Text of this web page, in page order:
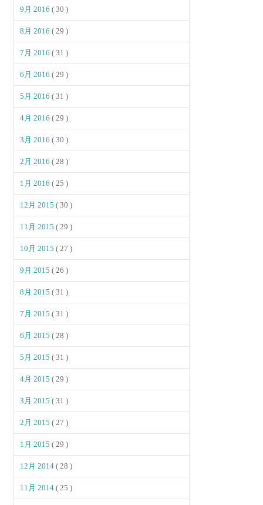
9月 2016( 30 )
8月 2016( 29 )
7月 2016( 31 )
6月 2016( 29 )
5月 2016( 31 )
4月 2016( 29 )
3月 2016( 30 )
2月 2016( 28 )
1月 2016( 25 )
12月 2015( 30 )
11月 2015( 29 )
10月 2015( 27 )
9月 2015( 26 )
8月 2015( 31 )
7月 2015( 31 )
6月 2015( 28 )
5月 2015( 31 )
4月 2015( 29 )
3月 2015( 31 )
2月 2015( 27 )
1月 2015( 29 )
12月 2014( 28 )
11月 2014( 25 )